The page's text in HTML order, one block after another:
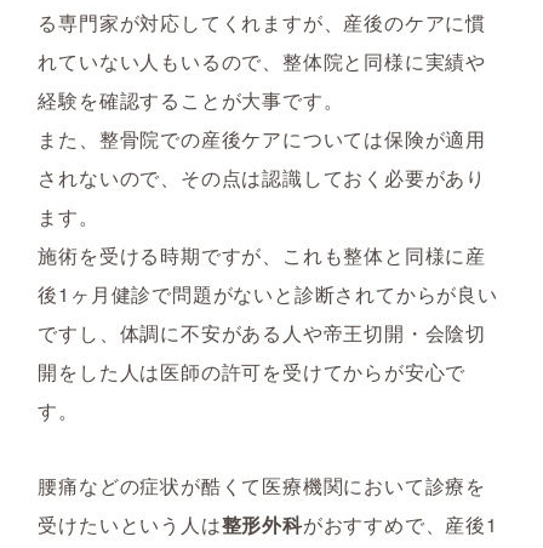
る専門家が対応してくれますが、産後のケアに慣
れていない人もいるので、整体院と同様に実績や
経験を確認することが大事です。
また、整骨院での産後ケアについては保険が適用
されないので、その点は認識しておく必要があり
ます。
施術を受ける時期ですが、これも整体と同様に産
後1ヶ月健診で問題がないと診断されてからが良い
ですし、体調に不安がある人や帝王切開・会陰切
開をした人は医師の許可を受けてからが安心で
す。
腰痛などの症状が酷くて医療機関において診療を
受けたいという人は整形外科がおすすめで、産後1